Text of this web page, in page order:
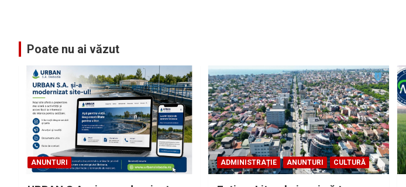
Poate nu ai văzut
ANUNTURI ADMINISTRAȚIE ANUNTURI CULTURĂ